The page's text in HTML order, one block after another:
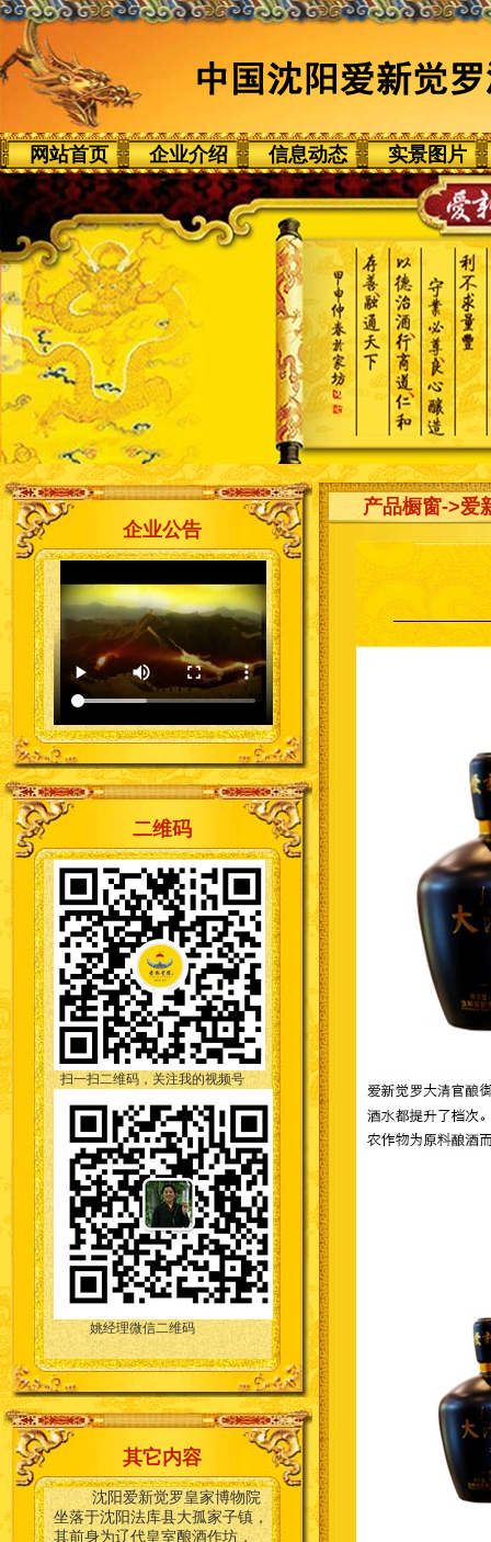
网站首页 企业介绍 信息动态 实景图片
企业公告
二维码
扫一扫二维码，关注我的视频号
姚经理微信二维码
其它内容
沈阳爱新觉罗皇家博物院
坐落于沈阳法库县大孤家子镇，
其前身为辽代皇室酿酒作坊，
产品橱窗->爱